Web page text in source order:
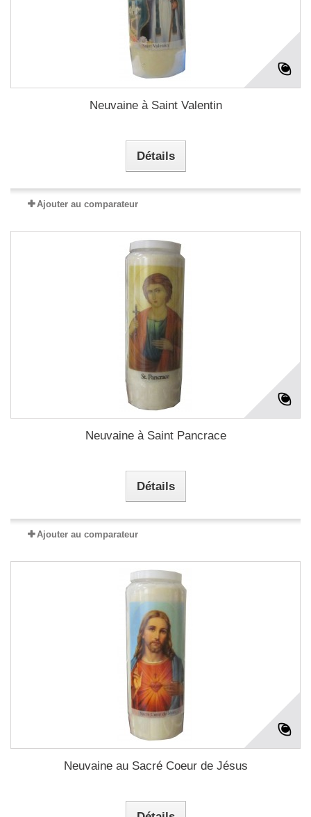
Neuvaine à Saint Valentin
Détails
Ajouter au comparateur
Neuvaine à Saint Pancrace
Détails
Ajouter au comparateur
Neuvaine au Sacré Coeur de Jésus